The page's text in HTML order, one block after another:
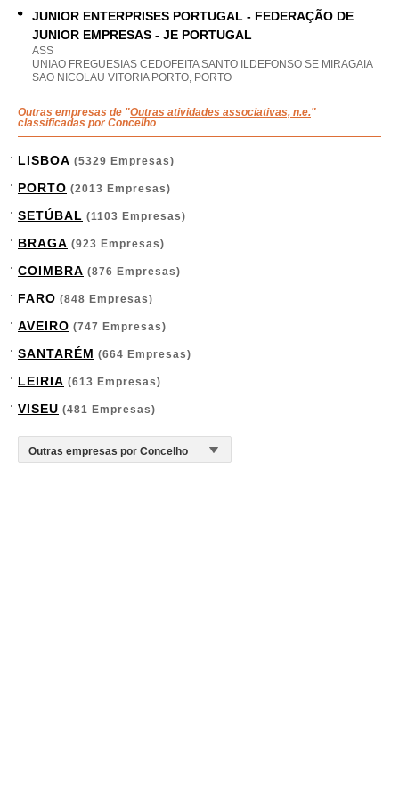
JUNIOR ENTERPRISES PORTUGAL - FEDERAÇÃO DE
JUNIOR EMPRESAS - JE PORTUGAL
ASS
UNIAO FREGUESIAS CEDOFEITA SANTO ILDEFONSO SE MIRAGAIA
SAO NICOLAU VITORIA PORTO, PORTO
Outras empresas de "Outras atividades associativas, n.e."
classificadas por Concelho
LISBOA (5329 Empresas)
PORTO (2013 Empresas)
SETÚBAL (1103 Empresas)
BRAGA (923 Empresas)
COIMBRA (876 Empresas)
FARO (848 Empresas)
AVEIRO (747 Empresas)
SANTARÉM (664 Empresas)
LEIRIA (613 Empresas)
VISEU (481 Empresas)